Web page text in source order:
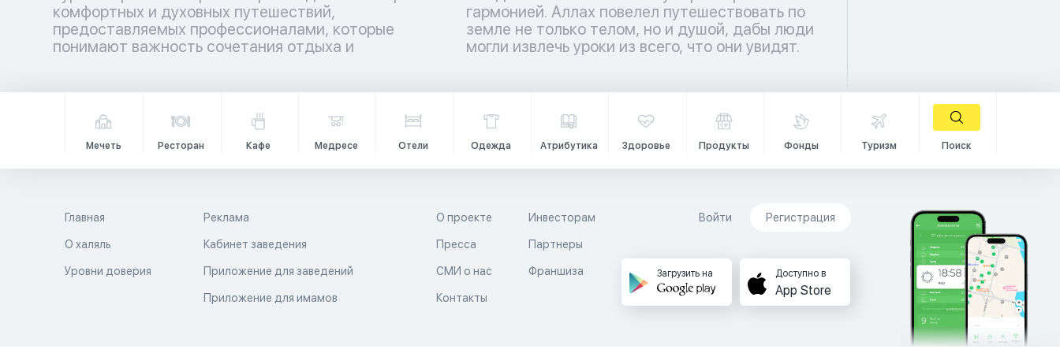
комфортных и духовных путешествий,
предоставляемых профессионалами, которые
понимают важность сочетания отдыха и
гармонией. Аллах повелел путешествовать по
земле не только телом, но и душой, дабы люди
могли извлечь уроки из всего, что они увидят.
Мечеть Ресторан Кафе Медресе Отели Одежда Атрибутика Здоровье Продукты Фонды Туризм Поиск
Главная
О халяль
Уровни доверия
Реклама
Кабинет заведения
Приложение для заведений
Приложение для имамов
О проекте
Пресса
СМИ о нас
Контакты
Инвесторам
Партнеры
Франшиза
Войти Регистрация
Загрузить на Доступно в
App Store